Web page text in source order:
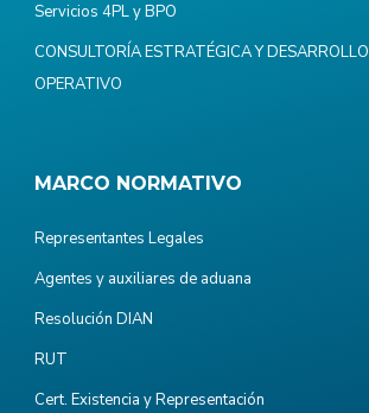
Servicios 4PL y BPO
CONSULTORÍA ESTRATÉGICA Y DESARROLLO
OPERATIVO
MARCO NORMATIVO
Representantes Legales
Agentes y auxiliares de aduana
Resolución DIAN
RUT
Cert. Existencia y Representación